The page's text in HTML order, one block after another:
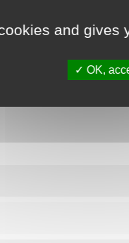
and gives
OK,